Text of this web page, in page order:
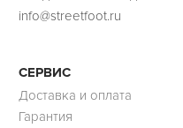
info@streetfoot.ru
СЕРВИС
Доставка и оплата
Гарантия